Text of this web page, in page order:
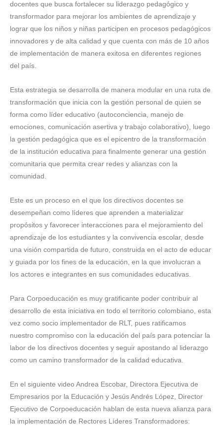
docentes que busca fortalecer su liderazgo pedagógico y
transformador para mejorar los ambientes de aprendizaje y
lograr que los niños y niñas participen en procesos pedagógicos
innovadores y de alta calidad y que cuenta con más de 10 años
de implementación de manera exitosa en diferentes regiones
del país.
Esta estrategia se desarrolla de manera modular en una ruta de
transformación que inicia con la gestión personal de quien se
forma como líder educativo (autoconciencia, manejo de
emociones, comunicación asertiva y trabajo colaborativo), luego
la gestión pedagógica que es el epicentro de la transformación
de la institución educativa para finalmente generar una gestión
comunitaria que permita crear redes y alianzas con la
comunidad.
Este es un proceso en el que los directivos docentes se
desempeñan como líderes que aprenden a materializar
propósitos y favorecer interacciones para el mejoramiento del
aprendizaje de los estudiantes y la convivencia escolar, desde
una visión compartida de futuro, construida en el acto de educar
y guiada por los fines de la educación, en la que involucran a
los actores e integrantes en sus comunidades educativas.
Para Corpoeducación es muy gratificante poder contribuir al
desarrollo de esta iniciativa en todo el territorio colombiano, esta
vez como socio implementador de RLT, pues ratificamos
nuestro compromiso con la educación del país para potenciar la
labor de los directivos docentes y seguir apostando al liderazgo
como un camino transformador de la calidad educativa.
En el siguiente video Andrea Escobar, Directora Ejecutiva de
Empresarios por la Educación y Jesús Andrés López, Director
Ejecutivo de Corpoeducación hablan de esta nueva alianza para
la implementación de Rectores Líderes Transformadores: